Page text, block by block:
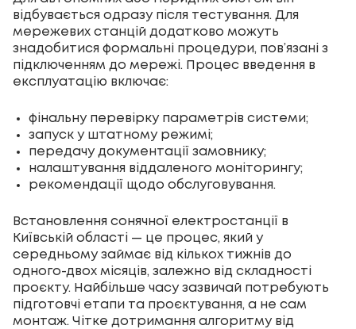
відбувається одразу після тестування. Для
мережевих станцій додатково можуть
знадобитися формальні процедури, пов’язані з
підключенням до мережі. Процес введення в
експлуатацію включає:
фінальну перевірку параметрів системи;
запуск у штатному режимі;
передачу документації замовнику;
налаштування віддаленого моніторингу;
рекомендації щодо обслуговування.
Встановлення сонячної електростанції в
Київській області — це процес, який у
середньому займає від кількох тижнів до
одного-двох місяців, залежно від складності
проєкту. Найбільше часу зазвичай потребують
підготовчі етапи та проєктування, а не сам
монтаж. Чітке дотримання алгоритму від